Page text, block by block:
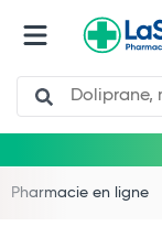
Search
Pharmacie en ligne